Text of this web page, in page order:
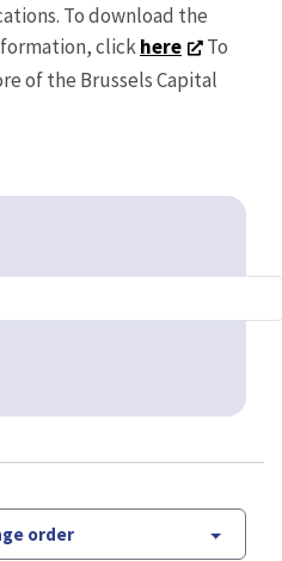
To download the
clickhere
To
of the Brussels Capital
order